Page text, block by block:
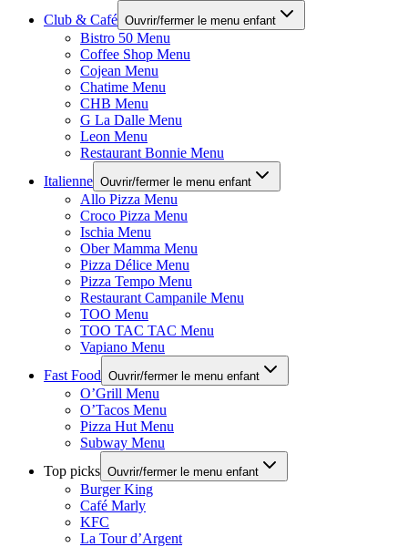
Club & Café Ouvrir/fermer le menu enfant
Bistro 50 Menu
Coffee Shop Menu
Cojean Menu
Chatime Menu
CHB Menu
G La Dalle Menu
Leon Menu
Restaurant Bonnie Menu
Italienne Ouvrir/fermer le menu enfant
Allo Pizza Menu
Croco Pizza Menu
Ischia Menu
Ober Mamma Menu
Pizza Délice Menu
Pizza Tempo Menu
Restaurant Campanile Menu
TOO Menu
TOO TAC TAC Menu
Vapiano Menu
Fast Food Ouvrir/fermer le menu enfant
O’Grill Menu
O’Tacos Menu
Pizza Hut Menu
Subway Menu
Top picks Ouvrir/fermer le menu enfant
Burger King
Café Marly
KFC
La Tour d’Argent